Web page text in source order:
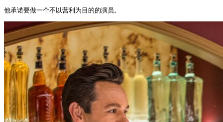
他承诺要做一个不以营利为目的的演员。